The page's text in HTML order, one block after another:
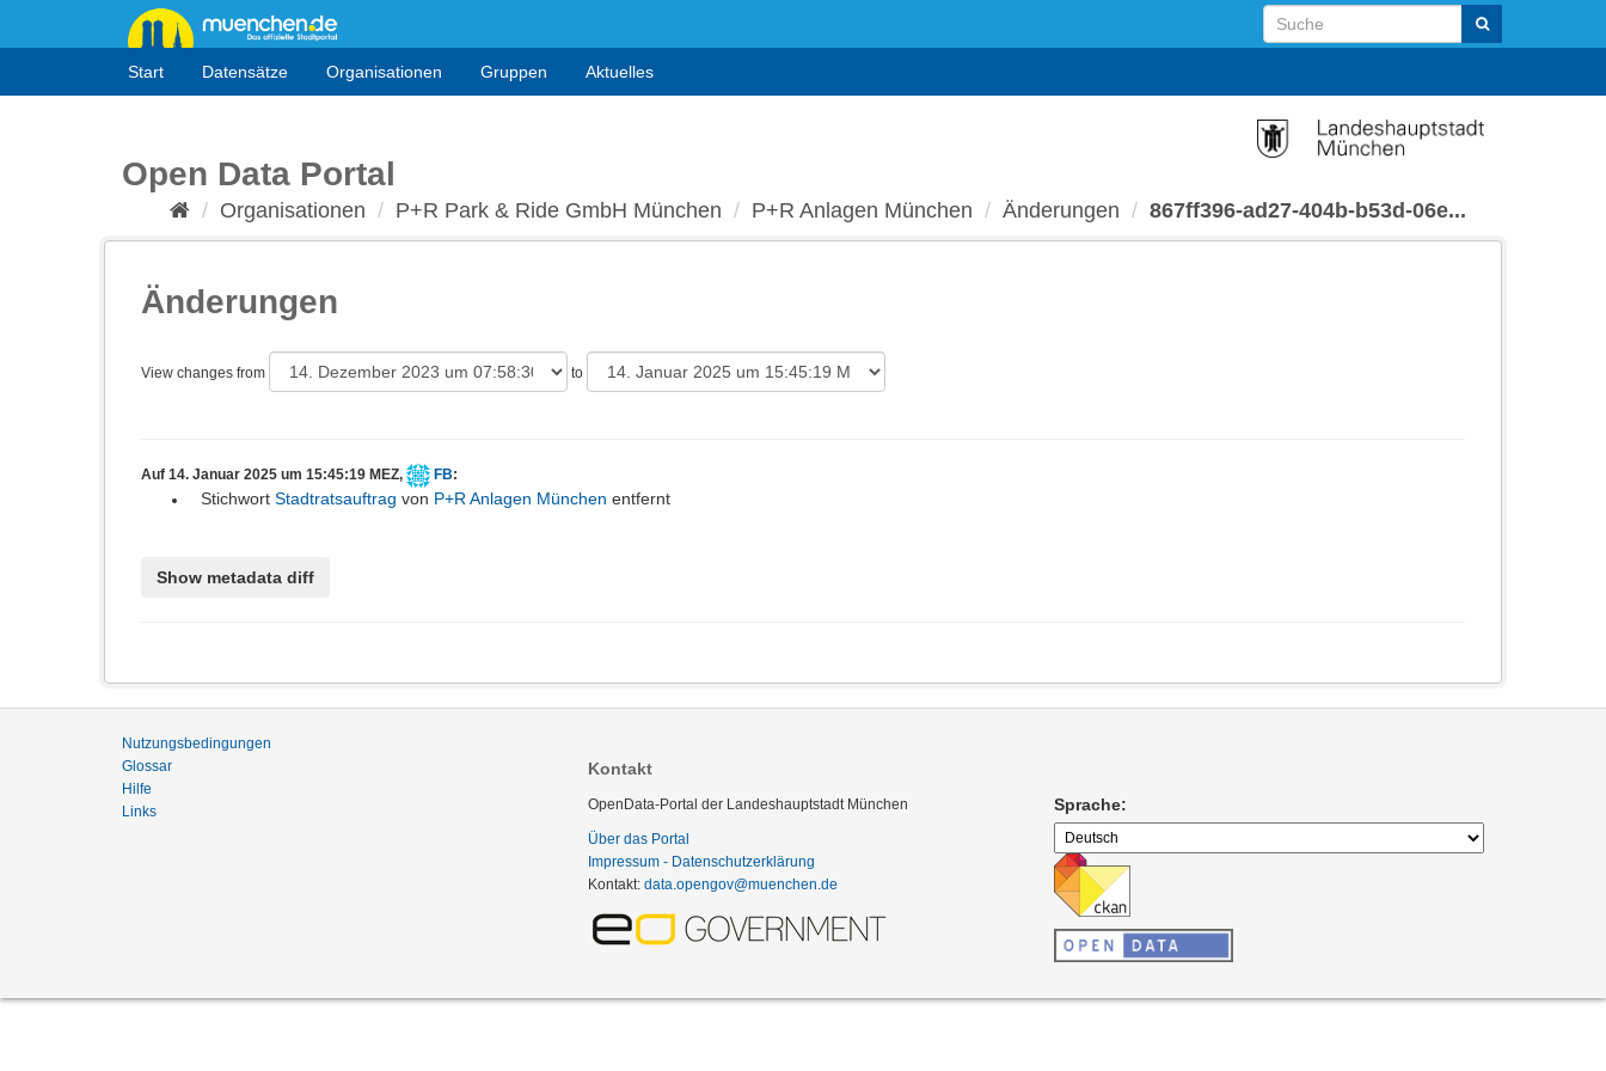
Start Datensätze Organisationen Gruppen Aktuelles
Open Data Portal
Organisationen P+R Park & Ride GmbH München P+R Anlagen München Änderungen 867ff396-ad27-404b-b53d-06e...
Änderungen
View changes from to
Auf 14. Januar 2025 um 15:45:19 MEZ, FB:
Stichwort Stadtratsauftrag von P+R Anlagen München entfernt
Nutzungsbedingungen
Glossar
Hilfe
Links
Kontakt
OpenData-Portal der Landeshauptstadt München
Über das Portal
Impressum - Datenschutzerklärung
Kontakt: data.opengov@muenchen.de
Sprache